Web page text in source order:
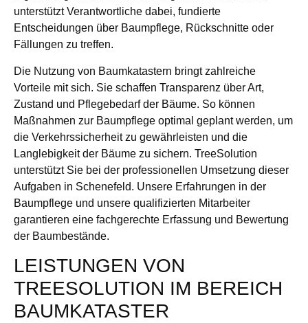
unterstützt Verantwortliche dabei, fundierte
Entscheidungen über Baumpflege, Rückschnitte oder
Fällungen zu treffen.
Die Nutzung von Baumkatastern bringt zahlreiche
Vorteile mit sich. Sie schaffen Transparenz über Art,
Zustand und Pflegebedarf der Bäume. So können
Maßnahmen zur Baumpflege optimal geplant werden, um
die Verkehrssicherheit zu gewährleisten und die
Langlebigkeit der Bäume zu sichern. TreeSolution
unterstützt Sie bei der professionellen Umsetzung dieser
Aufgaben in Schenefeld. Unsere Erfahrungen in der
Baumpflege und unsere qualifizierten Mitarbeiter
garantieren eine fachgerechte Erfassung und Bewertung
der Baumbestände.
LEISTUNGEN VON
TREESOLUTION IM BEREICH
BAUMKATASTER